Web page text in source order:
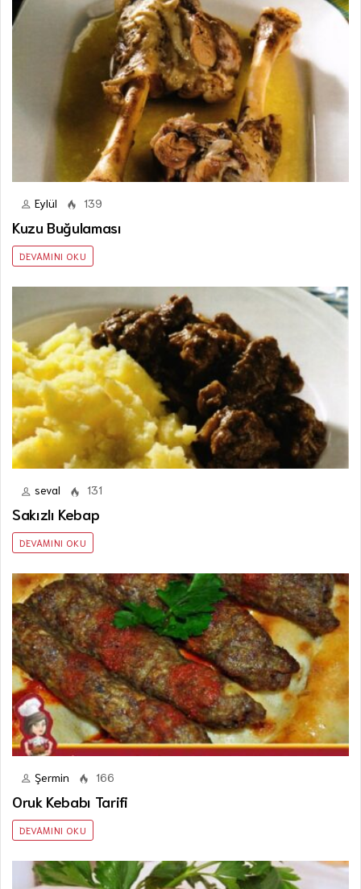
Eylül 139
Kuzu Buğulaması
DEVAMINI OKU
seval 131
Sakızlı Kebap
DEVAMINI OKU
Şermin 166
Oruk Kebabı Tarifi
DEVAMINI OKU